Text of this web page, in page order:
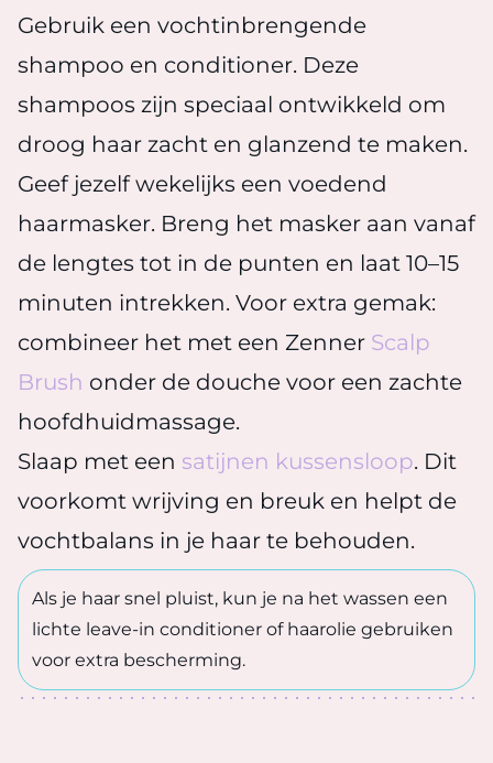
Gebruik een vochtinbrengende
shampoo en conditioner. Deze
shampoos zijn speciaal ontwikkeld om
droog haar zacht en glanzend te maken.
Geef jezelf wekelijks een voedend
haarmasker. Breng het masker aan vanaf
de lengtes tot in de punten en laat 10–15
minuten intrekken. Voor extra gemak:
combineer het met een Zenner Scalp
Brush onder de douche voor een zachte
hoofdhuidmassage.
Slaap met een satijnen kussensloop. Dit
voorkomt wrijving en breuk en helpt de
vochtbalans in je haar te behouden.
Als je haar snel pluist, kun je na het wassen een
lichte leave-in conditioner of haarolie gebruiken
voor extra bescherming.